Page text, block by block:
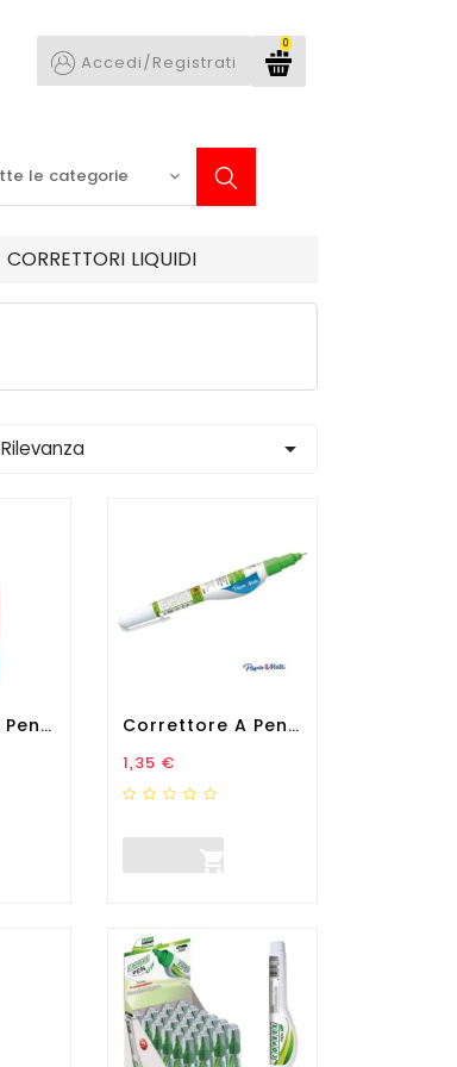
0
Accedi/Registrati
CORRETTORI LIQUIDI
Rilevanza 
Correttore A Pennello Pritt... Correttore A Penna Liquid...
Prezzo
1,35 €
